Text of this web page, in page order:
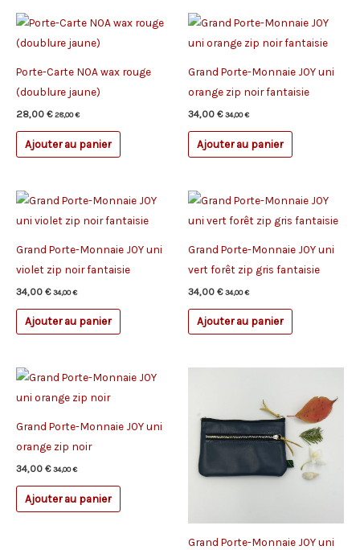
Porte-Carte NOA wax rouge
(doublure jaune)
28,00 € 28,00€
Ajouter au panier
Grand Porte-Monnaie JOY uni
orange zip noir fantaisie
34,00 € 34,00€
Ajouter au panier
Grand Porte-Monnaie JOY uni
violet zip noir fantaisie
34,00 € 34,00€
Ajouter au panier
Grand Porte-Monnaie JOY uni
vert forêt zip gris fantaisie
34,00 € 34,00€
Ajouter au panier
Grand Porte-Monnaie JOY uni
orange zip noir
34,00 € 34,00€
Ajouter au panier
Grand Porte-Monnaie JOY uni